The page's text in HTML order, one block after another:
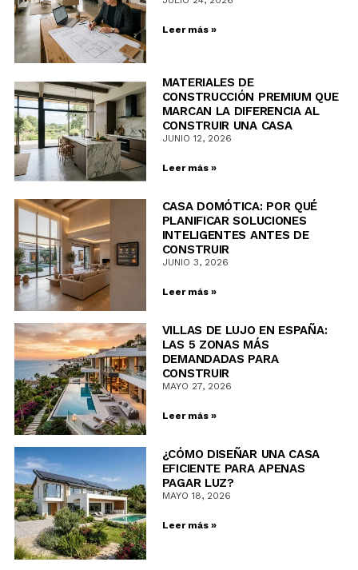
Leer más »
MATERIALES DE
CONSTRUCCIÓN PREMIUM QUE
MARCAN LA DIFERENCIA AL
CONSTRUIR UNA CASA
JUNIO 12, 2026
Leer más »
CASA DOMÓTICA: POR QUÉ
PLANIFICAR SOLUCIONES
INTELIGENTES ANTES DE
CONSTRUIR
JUNIO 3, 2026
Leer más »
VILLAS DE LUJO EN ESPAÑA:
LAS 5 ZONAS MÁS
DEMANDADAS PARA
CONSTRUIR
MAYO 27, 2026
Leer más »
¿CÓMO DISEÑAR UNA CASA
EFICIENTE PARA APENAS
PAGAR LUZ?
MAYO 18, 2026
Leer más »